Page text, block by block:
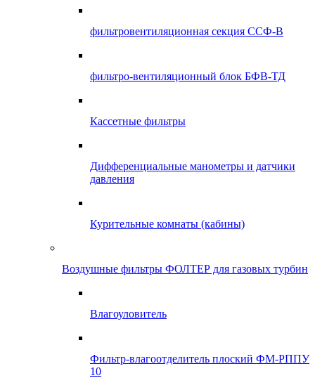
фильтровентиляционная секция ССФ-В
фильтро-вентиляционный блок БФВ-ТД
Кассетные фильтры
Дифференциальные манометры и датчики
давления
Курительные комнаты (кабины)
Воздушные фильтры ФОЛТЕР для газовых турбин
Влагоуловитель
Фильтр-влагоотделитель плоский ФМ-РППУ
10